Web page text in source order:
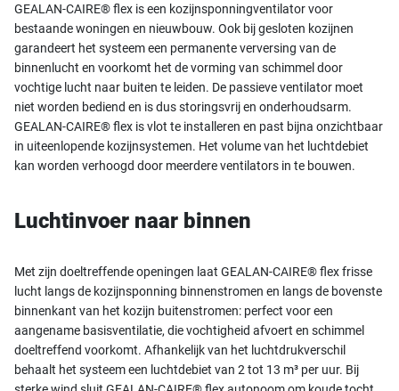
GEALAN-CAIRE® flex is een kozijnsponningventilator voor
bestaande woningen en nieuwbouw. Ook bij gesloten kozijnen
garandeert het systeem een permanente verversing van de
binnenlucht en voorkomt het de vorming van schimmel door
vochtige lucht naar buiten te leiden. De passieve ventilator moet
niet worden bediend en is dus storingsvrij en onderhoudsarm.
GEALAN-CAIRE® flex is vlot te installeren en past bijna onzichtbaar
in uiteenlopende kozijnsystemen. Het volume van het luchtdebiet
kan worden verhoogd door meerdere ventilators in te bouwen.
Luchtinvoer naar binnen
Met zijn doeltreffende openingen laat GEALAN-CAIRE® flex frisse
lucht langs de kozijnsponning binnenstromen en langs de bovenste
binnenkant van het kozijn buitenstromen: perfect voor een
aangename basisventilatie, die vochtigheid afvoert en schimmel
doeltreffend voorkomt. Afhankelijk van het luchtdrukverschil
behaalt het systeem een luchtdebiet van 2 tot 13 m³ per uur. Bij